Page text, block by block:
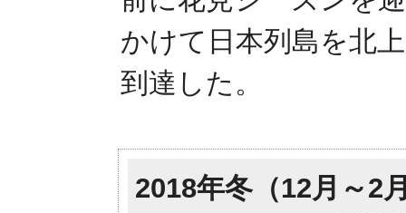
かけて日本列島を北
到達した。
2018年冬（12月～2